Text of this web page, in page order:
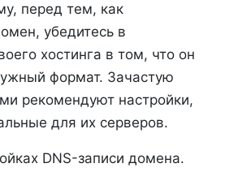
перед тем, как
убедитесь в
хостинга в том, что он
формат. Зачастую
рекомендуют настройки,
для их серверов.
DNS-записи домена.